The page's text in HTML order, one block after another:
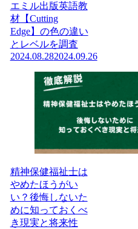
エミル出版英語教
材【Cutting
Edge】の色の違い
とレベルを調査
2024.08.282024.09.26
精神保健福祉士は
やめたほうがい
い？後悔しないた
めに知っておくべ
き現実と将来性